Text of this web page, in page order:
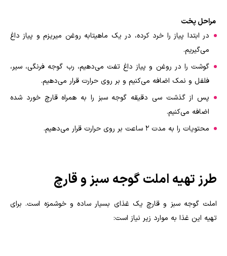
مراحل پخت
در ابتدا پیاز را خرد کرده، در یک ماهیتابه روغن میریزم و پیاز داغ
می‌گیریم.
گوشت را در روغن و پیاز داغ تفت می‌دهیم، رب گوجه فرنگی، سیر،
فلفل و نمک اضافه می‌کنیم و بر روی حرارت قرار می‌دهیم.
پس از گذشت سی دقیقه گوجه سبز را به همراه قارچ خورد شده
اضافه می‌کنیم.
محتویات را به مدت 2 ساعت بر روی حرارت قرار می‌دهیم.
طرز تهیه املت گوجه سبز و قارچ
املت گوجه سبز و قارچ یک غذای بسیار ساده و خوشمزه است. برای
تهیه این غذا به موارد زیر نیاز است: